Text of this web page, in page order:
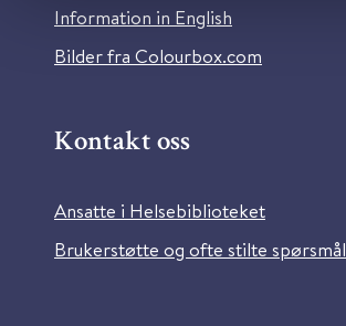
Information in English
Bilder fra Colourbox.com
Kontakt oss
Ansatte i Helsebiblioteket
Brukerstøtte og ofte stilte spørsmål